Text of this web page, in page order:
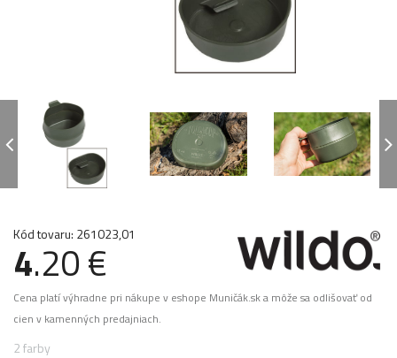
Kód tovaru: 261023,01
4.20 €
Cena platí výhradne pri nákupe v eshope Muničák.sk a môže sa odlišovať od
cien v kamenných predajniach.
2 farby